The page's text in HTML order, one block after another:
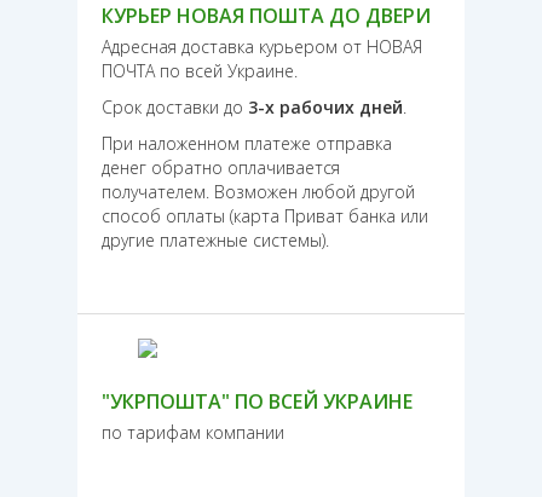
КУРЬЕР НОВАЯ ПОШТА ДО ДВЕРИ
Адресная доставка курьером от НОВАЯ
ПОЧТА по всей Украине.
Срок доставки до 3-х рабочих дней
При наложенном платеже отправка
денег обратно оплачивается
получателем. Возможен любой другой
способ оплаты (карта Приват банка или
другие платежные системы).
"УКРПОШТА" ПО ВСЕЙ УКРАИНЕ
по тарифам компании